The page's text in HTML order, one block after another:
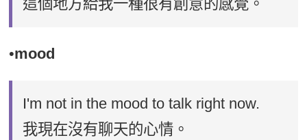
這個地方給我一種很有創意的感覺。
•mood
I'm not in the mood to talk right now.
我現在沒有聊天的心情。